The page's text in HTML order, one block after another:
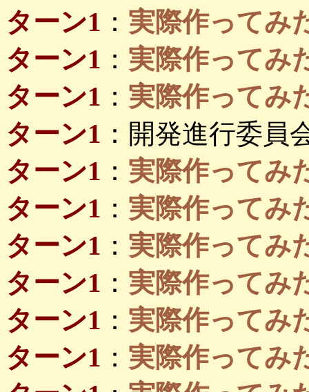
ターン1 ： 実際作ってみ
ターン1 ： 実際作ってみ
ターン1 ： 実際作ってみ
ターン1 ：開発進行委員
ターン1 ： 実際作ってみ
ターン1 ： 実際作ってみ
ターン1 ： 実際作ってみ
ターン1 ： 実際作ってみ
ターン1 ： 実際作ってみ
ターン1 ： 実際作ってみ